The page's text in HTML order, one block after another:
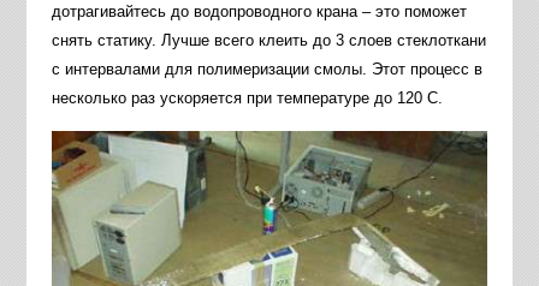
дотрагивайтесь до водопроводного крана – это поможет
снять статику. Лучше всего клеить до 3 слоев стеклоткани
с интервалами для полимеризации смолы. Этот процесс в
несколько раз ускоряется при температуре до 120 С.